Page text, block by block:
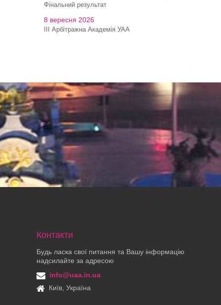
Фінальний результат
8 вересня 2026
ІІІ Арбітражна Академія УАА
Контакти
Будь ласка свої питання та Вашу інформацію
надсилайте за адресою
info@uaa.in.ua
Київ, Україна